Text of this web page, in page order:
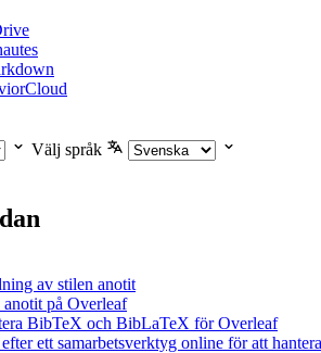
Välj språk
av stilen anotit
på Overleaf
BibTeX och BibLaTeX för Overleaf
ett samarbetsverktyg online för att